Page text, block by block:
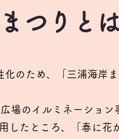
つりと
のため、「三浦海岸ま
場のイルミネーション
したところ、「春に花